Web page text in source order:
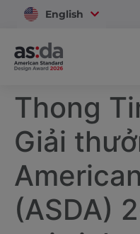
English
Vietnam
Thong
Giải
(ASDA)